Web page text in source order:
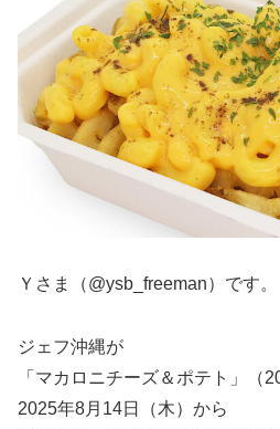
Ｙさま（@ysb_freeman）です。
ジェフ沖縄が
「マカロニチーズ＆ポテト」（
2025年8月14日（木）から